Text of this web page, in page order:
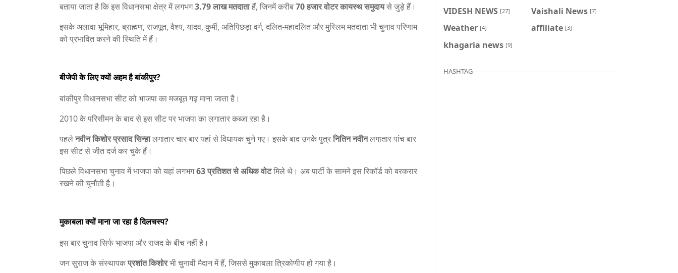
बताया जाता है कि इस विधानसभा क्षेत्र में लगभग3.79 लाख मतदाताहैं, जिनमें करीब70 हजार वोटर कायस्थ समुदायसे जुड़े हैं।
इसके अलावा भूमिहार, ब्राह्मण, राजपूत, वैश्य, यादव, कुर्मी, अतिपिछड़ा वर्ग, दलित-महादलित और मुस्लिम मतदाता भी चुनाव परिणाम
को प्रभावित करने की स्थिति में हैं।
बीजेपी के लिए क्यों अहम है बांकीपुर?
बांकीपुर विधानसभा सीट को भाजपा का मजबूत गढ़ माना जाता है।
2010 के परिसीमन के बाद से इस सीट पर भाजपा का लगातार कब्जा रहा है।
पहलेनवीन किशोर प्रसाद सिन्हालगातार चार बार यहां से विधायक चुने गए। इसके बाद उनके पुत्रनितिन नवीनलगातार पांच बार
इस सीट से जीत दर्ज कर चुके हैं।
पिछले विधानसभा चुनाव में भाजपा को यहां लगभग63 प्रतिशत से अधिक वोटमिले थे। अब पार्टी के सामने इस रिकॉर्ड को बरकरार
रखने की चुनौती है।
मुकाबला क्यों माना जा रहा है दिलचस्प?
इस बार चुनाव सिर्फ भाजपा और राजद के बीच नहीं है।
जन सुराज के संस्थापकप्रशांत किशोरभी चुनावी मैदान में हैं, जिससे मुकाबला त्रिकोणीय हो गया है।
VIDESH NEWS [27] Vaishali News [7]
Weather [4] affiliate [3]
khagaria news [9]
HASHTAG